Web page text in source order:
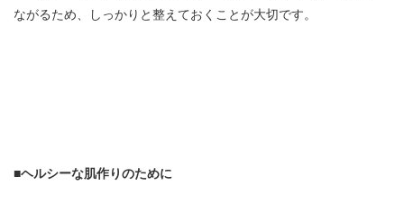
ながるため、しっかりと整えておくことが大切です。
■ヘルシーな肌作りのために